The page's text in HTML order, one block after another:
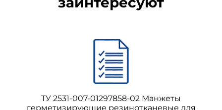
ТУ 2531-007-01297858-02 Манжеты
герметизирующие резинотканевые для